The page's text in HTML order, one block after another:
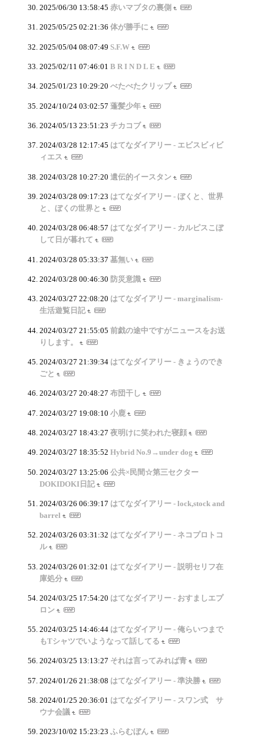
2025/06/30 13:58:45 赤いマブタの裏側
2025/05/25 02:21:36 体が勝手に
2025/05/04 08:07:49 S.F.W
2025/02/11 07:46:01 B R I N D L E
2025/01/23 10:29:20 べたべたクリップ
2024/10/24 03:02:57 蓬髪少年
2024/05/13 23:51:23 チカコブ
2024/03/28 12:17:45 はてなダイアリー - エビスビィビ
ィエス
2024/03/28 10:27:20 遺伝的イースタン
2024/03/28 09:17:23 はてなダイアリー - ぼくと、世界
と、ぼくの世界と
2024/03/28 06:48:57 はてなダイアリー - カルピスこぼ
して日が暮れて
2024/03/28 05:33:37 墓無い
2024/03/28 00:46:30 防災意識
2024/03/27 22:08:20 はてなダイアリー - marginalism-
生活遊覧日記
2024/03/27 21:55:05 前戯の途中ですがニュースをお送
りします。
2024/03/27 21:39:34 はてなダイアリー - きょうのでき
ごと
2024/03/27 20:48:27 布団干し
2024/03/27 19:08:10 小鹿
2024/03/27 18:43:27 夜明けに笑われた寝顔
2024/03/27 18:35:52 Hybrid No.9→under dog
2024/03/27 13:25:06 公共×民間☆第三セクター
DOKIDOKI日記
2024/03/26 06:39:17 はてなダイアリー - lock,stock and
barrel
2024/03/26 03:31:32 はてなダイアリー - ネコプロトコ
ル
2024/03/26 01:32:01 はてなダイアリー - 説明セリフ在
庫処分
2024/03/25 17:54:20 はてなダイアリー - おすましエプ
ロン
2024/03/25 14:46:44 はてなダイアリー - 俺らいつまで
もTシャツでいようなって話してる
2024/03/25 13:13:27 それは言ってみれば青
2024/01/26 21:38:08 はてなダイアリー - 準決勝
2024/01/25 20:36:01 はてなダイアリー - スワン式 サ
ウナ会議
2023/10/02 15:23:23 ふらむぼん